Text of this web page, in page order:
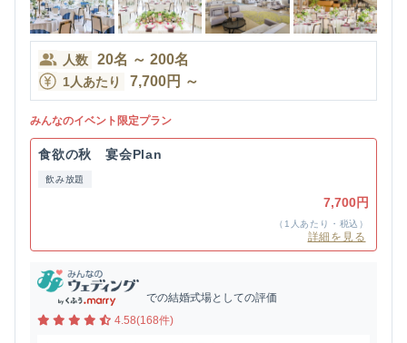
人数 20名 ～ 200名
1人あたり 7,700円 ～
みんなのイベント限定プラン
食欲の秋 宴会Plan
飲み放題
7,700円
（1人あたり・税込）
詳細を見る
での結婚式場としての評価
4.58(168件)